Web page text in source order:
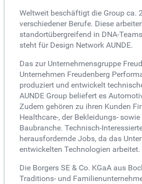
Weltweit beschäftigt die Group ca.
verschiedener Berufe. Diese
standortübergreifend in DNA-
steht für Design Network AUNDE.
Das zur Unternehmensgruppe
Unternehmen Freudenberg
produziert und entwickelt
AUNDE Group beliefert es
Zudem gehören zu ihren Kunden
Healthcare-, der Bekleidungs-
Baubranche. Technisch-
herausfordernde Jobs, da das
entwickelten Technologien arbeitet.
Die Borgers SE & Co. KGaA aus
Traditions- und